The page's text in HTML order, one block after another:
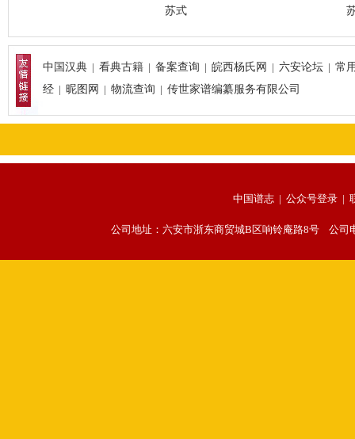
苏式一
中国汉典 | 看典古籍 | 备案查询 | 皖西杨氏网 | 六安论坛 | 常
经 | 昵图网 | 物流查询 | 传世家谱编纂服务有限公司
中国谱志 | 公众号登录 |
公司地址：六安市浙东商贸城B区响铃庵路8号 公司